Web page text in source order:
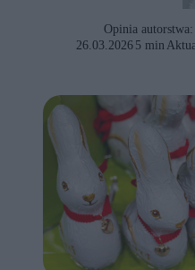
Opinia autorstwa:
26.03.2026 5 min